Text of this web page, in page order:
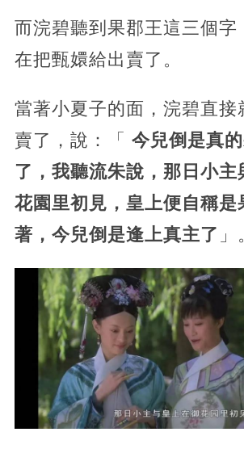
而浣碧聽到果郡王這三個字
在把甄嬛給出賣了。
當著小夏子的面，浣碧直接
賣了，說：「 今兒倒是真
了，我聽流朱說，那日小主
花園里初見，皇上便自稱是
著，今兒倒是逢上真主了 」